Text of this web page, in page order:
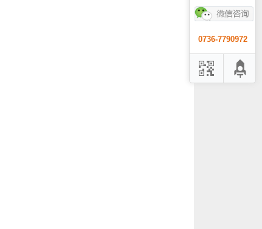
0736-7790972